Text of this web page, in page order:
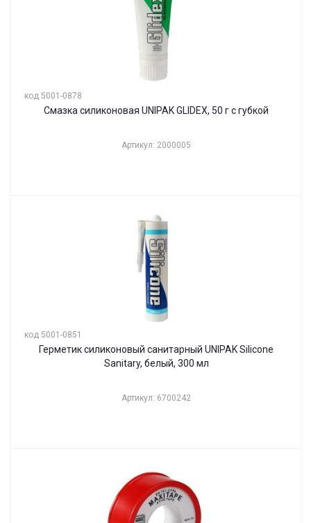
код 5001-0878
Смазка силиконовая UNIPAK GLIDEX, 50 г с губкой
Артикул: 2000005
код 5001-0851
Герметик силиконовый санитарный UNIPAK Silicone
Sanitary, белый, 300 мл
Артикул: 6700242